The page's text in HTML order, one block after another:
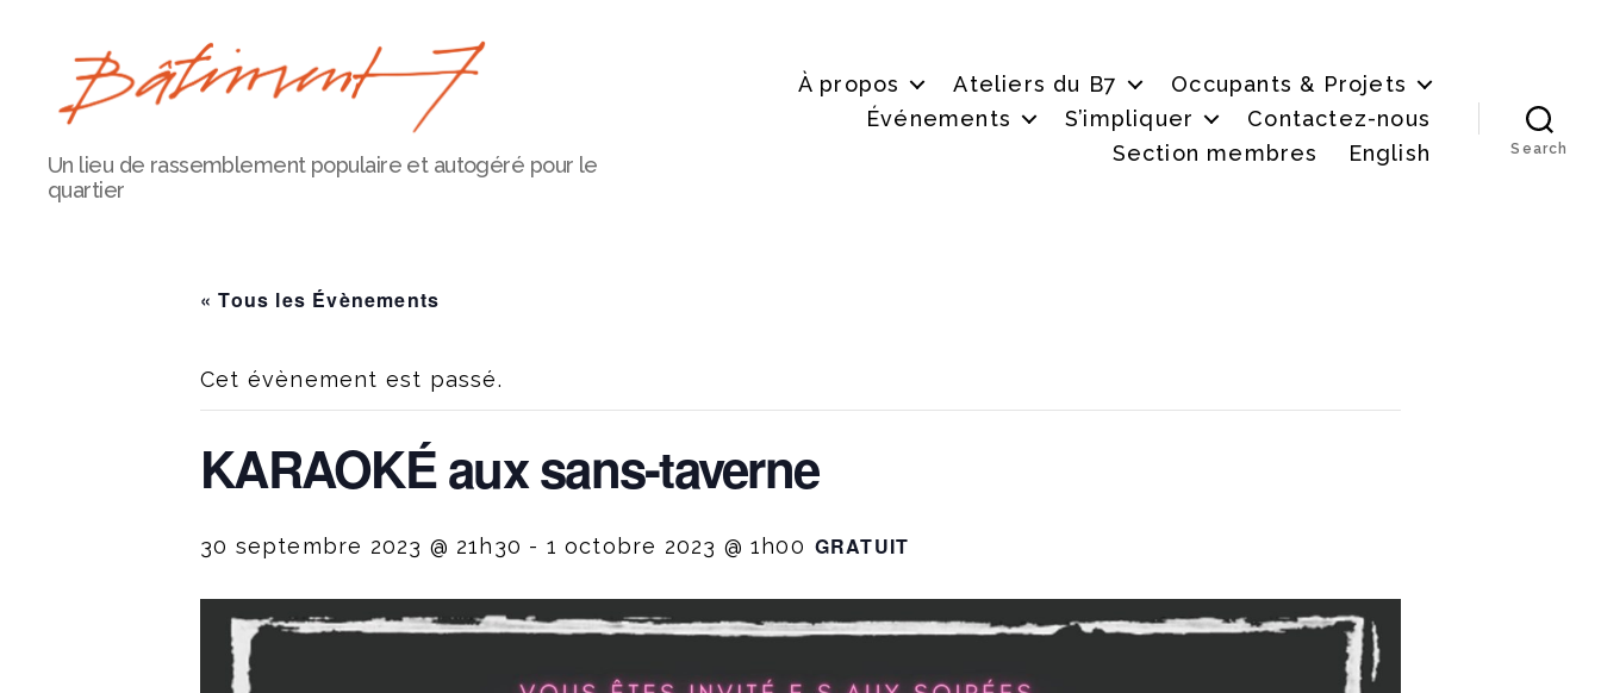
Bâtiment
7
Un lieu de rassemblement populaire et autogéré pour le
quartier
À propos Ateliers du B7
Occupants & Projets
Événements
S’impliquer
Contactez-nous
Section membres
English Search
« Tous les Évènements
Cet évènement est passé.
KARAOKÉ aux sans-taverne
30 septembre 2023 @ 21h30 - 1 octobre 2023 @ 1h00 GRATUIT